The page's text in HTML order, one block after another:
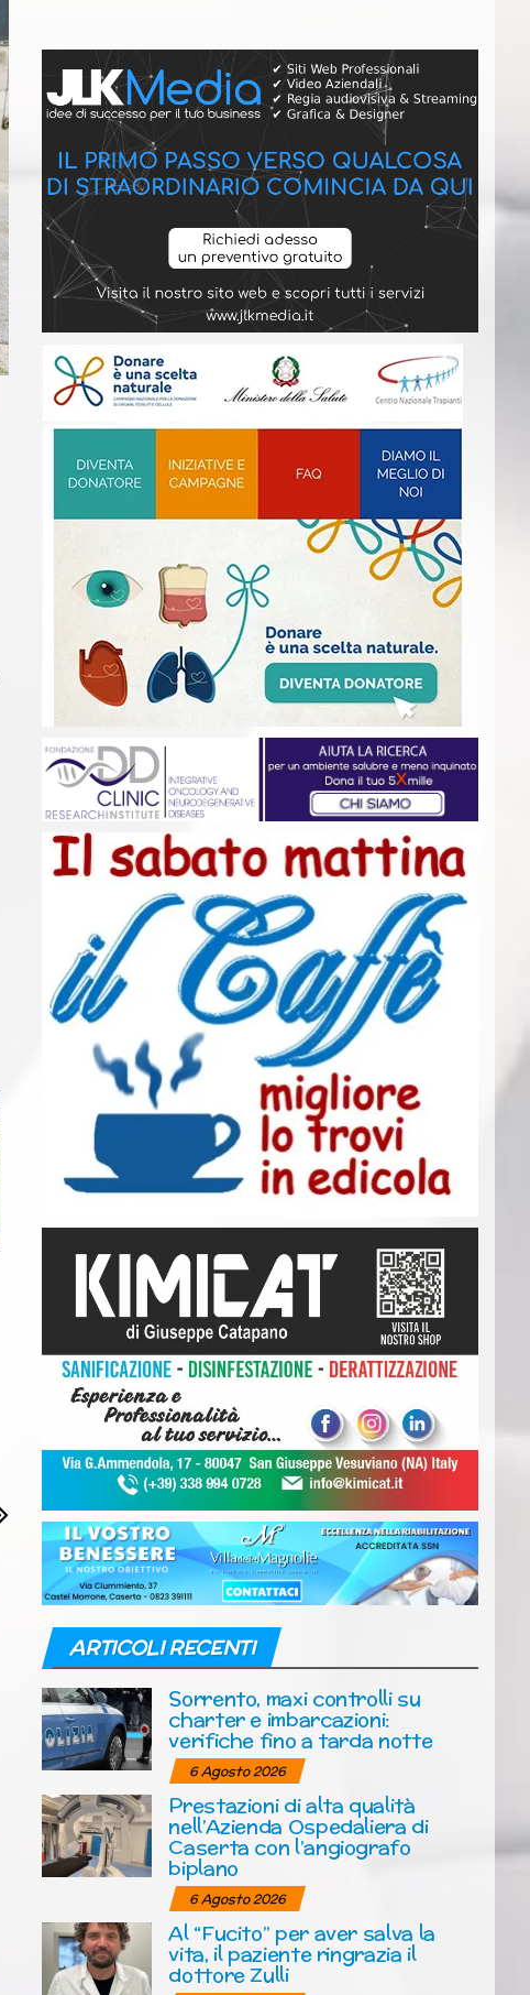
ARTICOLI RECENTI
Sorrento, maxi controlli su
charter e imbarcazioni:
verifiche fino a tarda notte
6 Agosto 2026
Prestazioni di alta qualità
nell’Azienda Ospedaliera di
Caserta con l’angiografo
biplano
6 Agosto 2026
Al “Fucito” per aver salva la
vita, il paziente ringrazia il
dottore Zulli